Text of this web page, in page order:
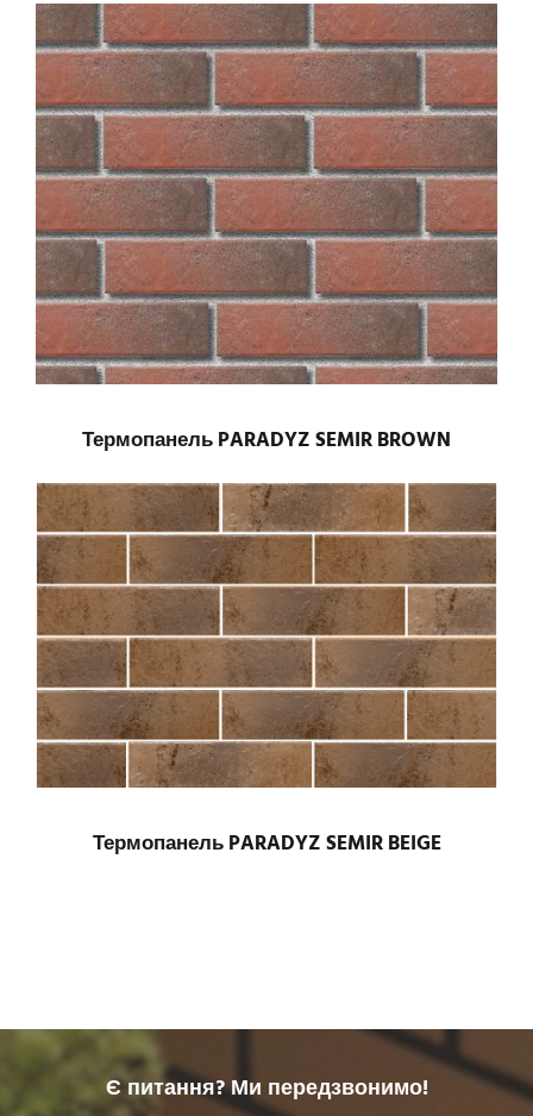
Термопанель PARADYZ SEMIR BROWN
Термопанель PARADYZ SEMIR BEIGE
Є питання? Ми передзвонимо!